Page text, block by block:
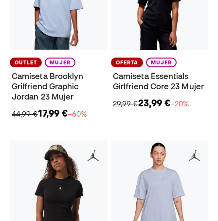
OUTLET MUJER
Camiseta Brooklyn
Grilfriend Graphic
Jordan 23 Mujer
44,99 €17,99 €−60%
OFERTA MUJER
Camiseta Essentials
Girlfriend Core 23 Mujer
29,99 €23,99 €−20%